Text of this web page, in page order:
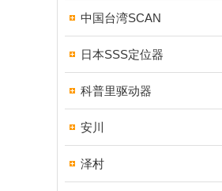
中国台湾SCAN
日本SSS定位器
科普里驱动器
安川
泽村